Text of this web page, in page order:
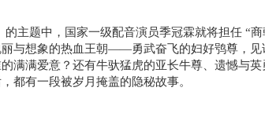
的主题中，国家一级配音演员季冠霖就将担任 “
与想象的热血 王朝——勇武奋飞的妇好鸮尊，见
满满爱意？还有牛驮猛虎的亚长牛尊、遗憾与
都有一段被岁月掩盖的隐秘故事。